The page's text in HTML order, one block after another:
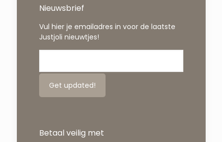
Nieuwsbrief
Vul hier je emailadres in voor de laatste
Justjoli nieuwtjes!
Betaal veilig met